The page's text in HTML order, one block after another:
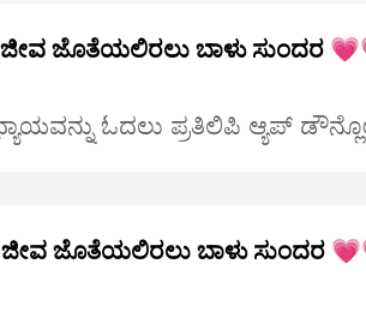
ಜೊತೆಯಲಿರಲು ಬಾಳು ಸುಂದರ
ಓದಲು ಪ್ರತಿಲಿಪಿ ಆ್ಯಪ್
ಜೊತೆಯಲಿರಲು ಬಾಳು ಸುಂದರ